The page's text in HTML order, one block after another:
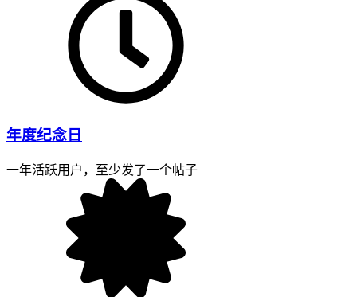
年度纪念日
一年活跃用户，至少发了一个帖子